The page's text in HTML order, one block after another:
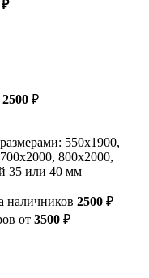
₽
2500 ₽
550х1900,
800х2000,
35 или 40 мм
наличников 2500 ₽
от 3500 ₽